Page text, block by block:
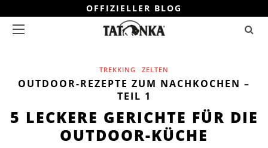
OFFIZIELLER BLOG
TREKKING ZELTEN
OUTDOOR-REZEPTE ZUM NACHKOCHEN –
TEIL 1
5 LECKERE GERICHTE FÜR DIE
OUTDOOR-KÜCHE